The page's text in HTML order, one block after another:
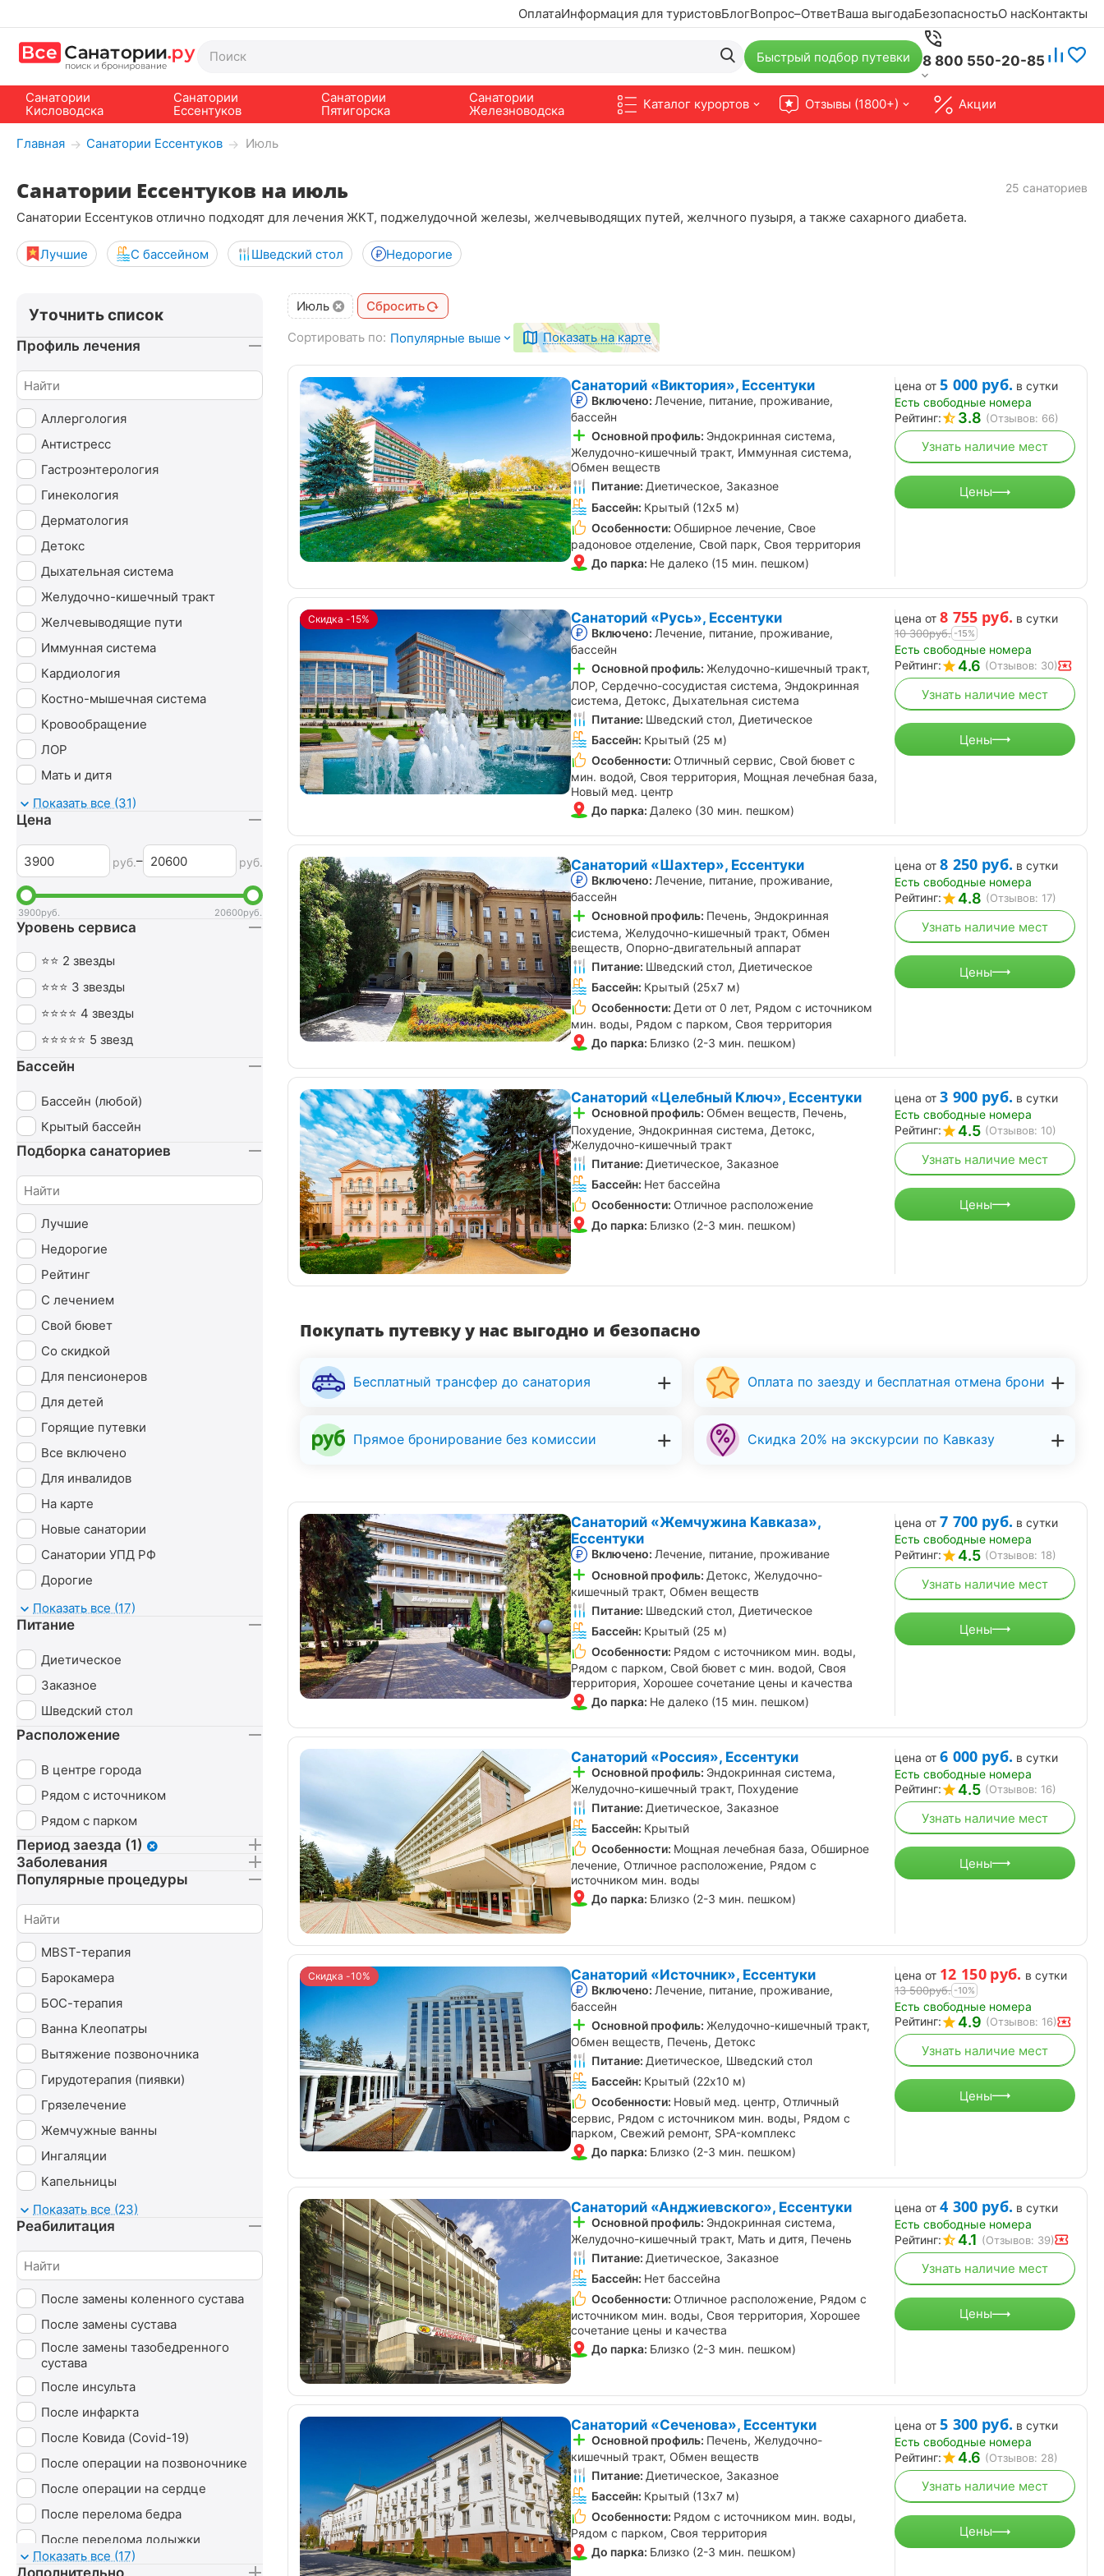
ОплатаИнформация для туристовБлогВопрос–ОтветВаша выгодаБезопасностьО насКонтакты
Быстрый подбор путевки 8 800 550-20-85
Санатории
Кисловодска
Санатории
Ессентуков
Санатории
Пятигорска
Санатории
Железноводска
Каталог курортов Отзывы (1800+) Акции
Главная → Санатории Ессентуков → Июль
Санатории Ессентуков на июль 25 санаториев
Санатории Ессентуков отлично подходят для лечения ЖКТ, поджелудочной железы, желчевыводящих путей, желчного пузыря, а также сахарного диабета.
Лучшие С бассейном Шведский стол Недорогие
Июль
Сбросить
Сортировать по: Популярные выше Показать на карте
Санаторий «Виктория», Ессентуки
Включено: Лечение, питание, проживание,
бассейн
Основной профиль: Эндокринная система,
Желудочно-кишечный тракт, Иммунная система,
Обмен веществ
Питание: Диетическое, Заказное
Бассейн: Крытый (12х5 м)
Особенности: Обширное лечение, Свое
радоновое отделение, Свой парк, Своя территория
До парка: Не далеко (15 мин. пешком)
цена от 5 000 руб. в сутки
Есть свободные номера
Рейтинг:
3.8 (Отзывов: 66)
Узнать наличие мест
Цены
Скидка -15% Санаторий «Русь», Ессентуки
Включено: Лечение, питание, проживание,
бассейн
Основной профиль: Желудочно-кишечный тракт,
ЛОР, Сердечно-сосудистая система, Эндокринная
система, Детокс, Дыхательная система
Питание: Шведский стол, Диетическое
Бассейн: Крытый (25 м)
Особенности: Отличный сервис, Свой бювет с
мин. водой, Своя территория, Мощная лечебная база,
Новый мед. центр
До парка: Далеко (30 мин. пешком)
цена от 8 755 руб. в сутки
10 300руб. -15%
Есть свободные номера
Рейтинг:
4.6 (Отзывов: 30)
Узнать наличие мест
Цены
Санаторий «Шахтер», Ессентуки
Включено: Лечение, питание, проживание,
бассейн
Основной профиль: Печень, Эндокринная
система, Желудочно-кишечный тракт, Обмен
веществ, Опорно-двигательный аппарат
Питание: Шведский стол, Диетическое
Бассейн: Крытый (25х7 м)
Особенности: Дети от 0 лет, Рядом с источником
мин. воды, Рядом с парком, Своя территория
До парка: Близко (2-3 мин. пешком)
цена от 8 250 руб. в сутки
Есть свободные номера
Рейтинг:
4.8 (Отзывов: 17)
Узнать наличие мест
Цены
Санаторий «Целебный Ключ», Ессентуки
Основной профиль: Обмен веществ, Печень,
Похудение, Эндокринная система, Детокс,
Желудочно-кишечный тракт
Питание: Диетическое, Заказное
Бассейн: Нет бассейна
Особенности: Отличное расположение
До парка: Близко (2-3 мин. пешком)
цена от 3 900 руб. в сутки
Есть свободные номера
Рейтинг:
4.5 (Отзывов: 10)
Узнать наличие мест
Цены
Покупать путевку у нас выгодно и безопасно
Бесплатный трансфер до санатория
Прямое бронирование без комиссии
Оплата по заезду и бесплатная отмена брони
Скидка 20% на экскурсии по Кавказу
Санаторий «Жемчужина Кавказа»,
Ессентуки
Включено: Лечение, питание, проживание
Основной профиль: Детокс, Желудочно-
кишечный тракт, Обмен веществ
Питание: Шведский стол, Диетическое
Бассейн: Крытый (25 м)
Особенности: Рядом с источником мин. воды,
Рядом с парком, Свой бювет с мин. водой, Своя
территория, Хорошее сочетание цены и качества
До парка: Не далеко (15 мин. пешком)
цена от 7 700 руб. в сутки
Есть свободные номера
Рейтинг:
4.5 (Отзывов: 18)
Узнать наличие мест
Цены
Санаторий «Россия», Ессентуки
Основной профиль: Эндокринная система,
Желудочно-кишечный тракт, Похудение
Питание: Диетическое, Заказное
Бассейн: Крытый
Особенности: Мощная лечебная база, Обширное
лечение, Отличное расположение, Рядом с
источником мин. воды
До парка: Близко (2-3 мин. пешком)
цена от 6 000 руб. в сутки
Есть свободные номера
Рейтинг:
4.5 (Отзывов: 16)
Узнать наличие мест
Цены
Скидка -10% Санаторий «Источник», Ессентуки
Включено: Лечение, питание, проживание,
бассейн
Основной профиль: Желудочно-кишечный тракт,
Обмен веществ, Печень, Детокс
Питание: Диетическое, Шведский стол
Бассейн: Крытый (22х10 м)
Особенности: Новый мед. центр, Отличный
сервис, Рядом с источником мин. воды, Рядом с
парком, Свежий ремонт, SPA-комплекс
До парка: Близко (2-3 мин. пешком)
цена от 12 150 руб. в сутки
13 500руб. -10%
Есть свободные номера
Рейтинг:
4.9 (Отзывов: 16)
Узнать наличие мест
Цены
Санаторий «Анджиевского», Ессентуки
Основной профиль: Эндокринная система,
Желудочно-кишечный тракт, Мать и дитя, Печень
Питание: Диетическое, Заказное
Бассейн: Нет бассейна
Особенности: Отличное расположение, Рядом с
источником мин. воды, Своя территория, Хорошее
сочетание цены и качества
До парка: Близко (2-3 мин. пешком)
цена от 4 300 руб. в сутки
Есть свободные номера
Рейтинг:
4.1 (Отзывов: 39)
Узнать наличие мест
Цены
Санаторий «Сеченова», Ессентуки
Основной профиль: Печень, Желудочно-
кишечный тракт, Обмен веществ
Питание: Диетическое, Заказное
Бассейн: Крытый (13х7 м)
Особенности: Рядом с источником мин. воды,
Рядом с парком, Своя территория
До парка: Близко (2-3 мин. пешком)
цена от 5 300 руб. в сутки
Есть свободные номера
Рейтинг:
4.6 (Отзывов: 28)
Узнать наличие мест
Цены
Уточнить список
Профиль лечения
Аллергология
Антистресс
Гастроэнтерология
Гинекология
Дерматология
Детокс
Дыхательная система
Желудочно-кишечный тракт
Желчевыводящие пути
Иммунная система
Кардиология
Костно-мышечная система
Кровообращение
ЛОР
Мать и дитя
Мочеполовая система
Неврология
Нервная система
Обмен веществ
Оздоровительный
Опорно-двигательный аппарат
Ортопедия
СПА (SPA)
Урология
Чекап
Показать все (31)
Цена
руб.– руб.
3900руб. 20600руб.
Уровень сервиса
⭐⭐ 2 звезды
⭐⭐⭐ 3 звезды
⭐⭐⭐⭐ 4 звезды
⭐⭐⭐⭐⭐ 5 звезд
Бассейн
Бассейн (любой)
Крытый бассейн
Подборка санаториев
Лучшие
Недорогие
Рейтинг
С лечением
Свой бювет
Со скидкой
Для пенсионеров
Для детей
Горящие путевки
Все включено
Для инвалидов
На карте
Новые санатории
Санатории УПД РФ
Дорогие
Детские
С животными
Показать все (17)
Питание
Диетическое
Заказное
Шведский стол
Расположение
В центре города
Рядом с источником
Рядом с парком
Период заезда (1)
Заболевания
Популярные процедуры
MBST-терапия
Барокамера
БОС-терапия
Ванна Клеопатры
Вытяжение позвоночника
Гирудотерапия (пиявки)
Грязелечение
Жемчужные ванны
Ингаляции
Капельницы
Карбокситерапия
Магнитотруботрон
Минеральные ванны
Озонотерапия
Пантовые ванны
Психотерапия
Радоновые ванны
Сероводородные ванны
Сухие ванны (углекислые)
Тамбуканская грязь
Ударно-волновая терапия (УВТ)
Без лечения
Показать все (23)
Реабилитация
После замены коленного сустава
После замены сустава
После замены тазобедренного
сустава
После инсульта
После инфаркта
После Ковида (Covid-19)
После операции на позвоночнике
После операции на сердце
После перелома бедра
После перелома лодыжки
После перелома ноги
Показать все (17)
Дополнительно